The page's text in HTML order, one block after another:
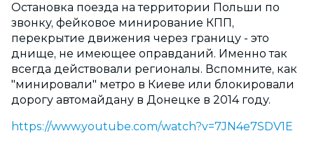
Остановка поезда на территории Польши по
звонку, фейковое минирование КПП,
перекрытие движения через границу - это
днище, не имеющее оправданий. Именно так
всегда действовали регионалы. Вспомните, как
"минировали" метро в Киеве или блокировали
дорогу автомайдану в Донецке в 2014 году.
https://www.youtube.com/watch?v=7JN4e7SDV1E